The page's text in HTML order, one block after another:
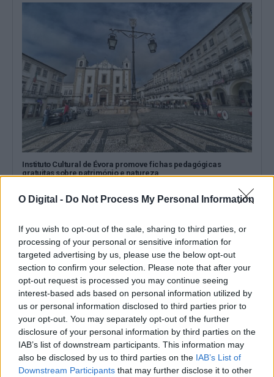
O Digital - Do Not Process My Personal Information
If you wish to opt-out of the sale, sharing to third parties, or
processing of your personal or sensitive information for
targeted advertising by us, please use the below opt-out
section to confirm your selection. Please note that after your
opt-out request is processed you may continue seeing
interest-based ads based on personal information utilized by
us or personal information disclosed to third parties prior to
your opt-out. You may separately opt-out of the further
disclosure of your personal information by third parties on the
IAB’s list of downstream participants. This information may
also be disclosed by us to third parties on the IAB’s List of
Downstream Participants that may further disclose it to other
Instituto Cultural de Évora promove fichas pedagógicas
gratuitas sobre património e natureza
promovem o Ciclo de...